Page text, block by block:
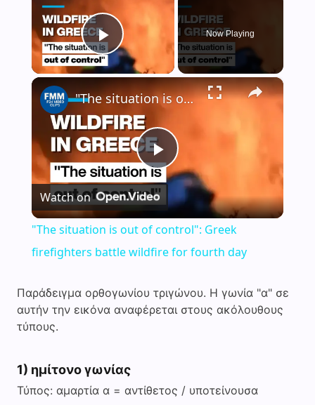
Play Video
Now Playing
×
P
l
a
y
"The situation is out of control": Greek firefighters battle wildfire for fourth day
Watch on
"The situation is out of control": Greek
firefighters battle wildfire for fourth day
Παράδειγμα ορθογωνίου τριγώνου. Η γωνία "α" σε
αυτήν την εικόνα αναφέρεται στους ακόλουθους
τύπους.
1) ημίτονο γωνίας
Τύπος: αμαρτία α = αντίθετος / υποτείνουσα